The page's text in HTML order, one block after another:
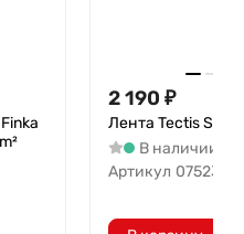
2 190 ₽
Лента Tectis
В наличии
Артикул 07523